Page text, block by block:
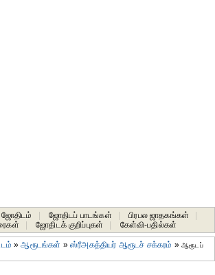
ஜோதிடம் ஜோதிடப் பாடங்கள் பிரபல ஜாதகங்கள்
ஜோதிடக் குறிப்புகள் கேள்வி-பதில்கள்
»ஆரூடங்கள் »ஸ்ரீஅகத்தியர் ஆரூடச் சக்கரம் »ஆரூடப்